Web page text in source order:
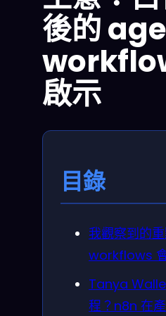
後的
啟示
目錄
我觀察到的
workflows
Tanya
程？n8n 在